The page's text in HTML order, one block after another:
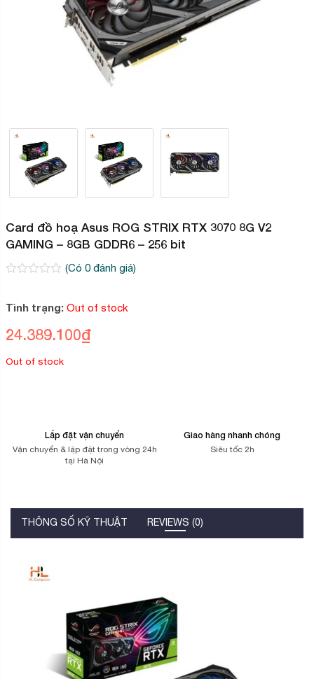
Card đồ hoạ Asus ROG STRIX RTX 3070 8G V2
GAMING – 8GB GDDR6 – 256 bit
5
đánh
(Có 0đánh giá)
Tình trạng: Out of stock
24.389.100₫
Out of stock
Lắp đặt vận chuyển
Vận chuyển & lặp đặt trong vòng 24h
tại Hà Nội
Giao hàng nhanh chóng
Siêu tốc 2h
THÔNG SỐ KỸ THUẬT REVIEWS (0)